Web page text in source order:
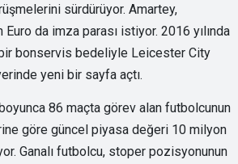
sürdürüyor. Amartey,
Euro da imza parası istiyor. 2016 yılında
bonservis bedeliyle Leicester City
yeni bir sayfa açtı.
86 maçta görev alan futbolcunun
göre güncel piyasa değeri 10 milyon
Ganalı futbolcu, stoper pozisyonunun